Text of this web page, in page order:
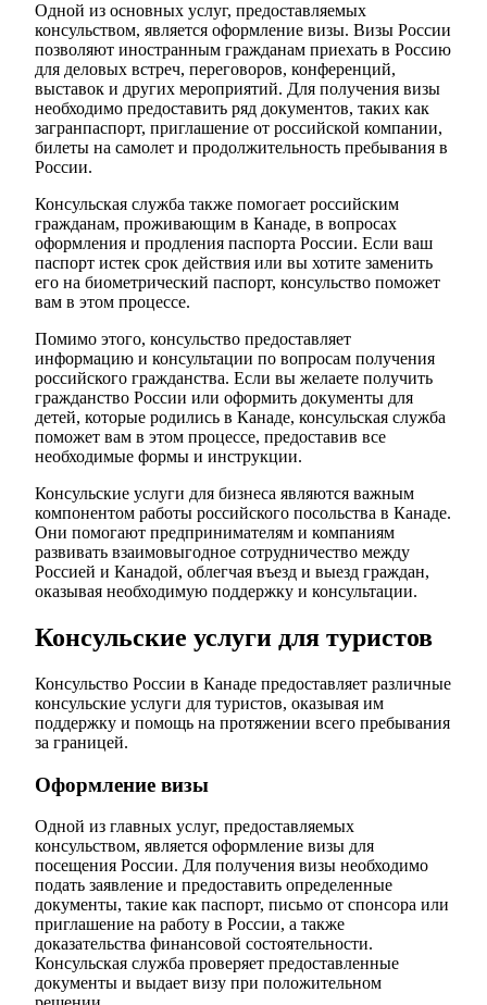
Одной из основных услуг, предоставляемых
консульством, является оформление визы. Визы России
позволяют иностранным гражданам приехать в Россию
для деловых встреч, переговоров, конференций,
выставок и других мероприятий. Для получения визы
необходимо предоставить ряд документов, таких как
загранпаспорт, приглашение от российской компании,
билеты на самолет и продолжительность пребывания в
России.
Консульская служба также помогает российским
гражданам, проживающим в Канаде, в вопросах
оформления и продления паспорта России. Если ваш
паспорт истек срок действия или вы хотите заменить
его на биометрический паспорт, консульство поможет
вам в этом процессе.
Помимо этого, консульство предоставляет
информацию и консультации по вопросам получения
российского гражданства. Если вы желаете получить
гражданство России или оформить документы для
детей, которые родились в Канаде, консульская служба
поможет вам в этом процессе, предоставив все
необходимые формы и инструкции.
Консульские услуги для бизнеса являются важным
компонентом работы российского посольства в Канаде.
Они помогают предпринимателям и компаниям
развивать взаимовыгодное сотрудничество между
Россией и Канадой, облегчая въезд и выезд граждан,
оказывая необходимую поддержку и консультации.
Консульские услуги для туристов
Консульство России в Канаде предоставляет различные
консульские услуги для туристов, оказывая им
поддержку и помощь на протяжении всего пребывания
за границей.
Оформление визы
Одной из главных услуг, предоставляемых
консульством, является оформление визы для
посещения России. Для получения визы необходимо
подать заявление и предоставить определенные
документы, такие как паспорт, письмо от спонсора или
приглашение на работу в России, а также
доказательства финансовой состоятельности.
Консульская служба проверяет предоставленные
документы и выдает визу при положительном